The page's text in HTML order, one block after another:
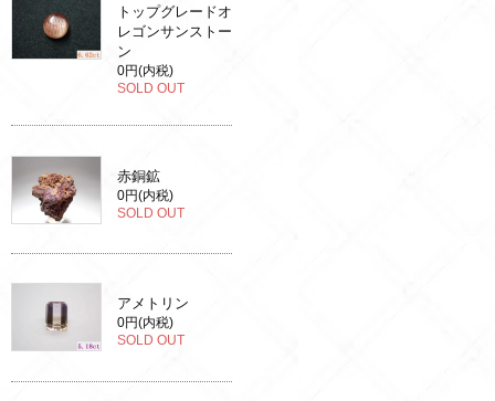
トップグレードオ
レゴンサンストー
ン
0円(内税)
SOLD OUT
赤銅鉱
0円(内税)
SOLD OUT
アメトリン
0円(内税)
SOLD OUT